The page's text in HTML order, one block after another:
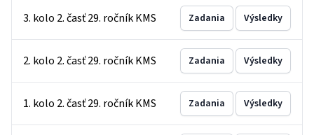
3. kolo 2. časť 29. ročník KMS Zadania Výsledky
2. kolo 2. časť 29. ročník KMS Zadania Výsledky
1. kolo 2. časť 29. ročník KMS Zadania Výsledky